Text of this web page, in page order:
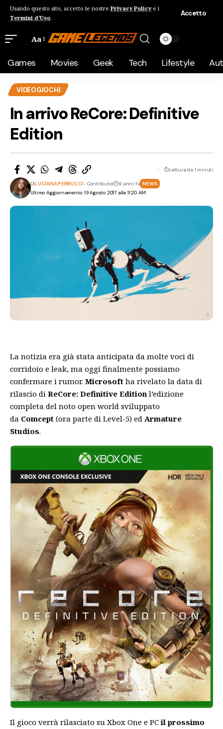
Usando questo sito, accetto le nostre Privacy Policye i
Termini d'Uso.
Accetto
Aa
Games Movies Geek Tech Lifestyle
VIDEOGIOCHI
In arrivo ReCore: Definitive
Edition
Ultimo Aggiornamento: 19 Agosto 2017 alle 11:20 AM
DiLUCIANA PERRUCCI- Contributor 9 anni fa NEWS
Lettura da 1 minuti
La notizia era già stata anticipata da molte voci di
corridoio e leak, ma oggi finalmente possiamo
confermare i rumor. Microsoft ha rivelato la data di
rilascio di ReCore: Definitive Edition l’edizione
completa del noto open world sviluppato
da Comcept (ora parte di Level-5) ed Armature
Studios.
Il gioco verrà rilasciato su Xbox One e PCil prossimo